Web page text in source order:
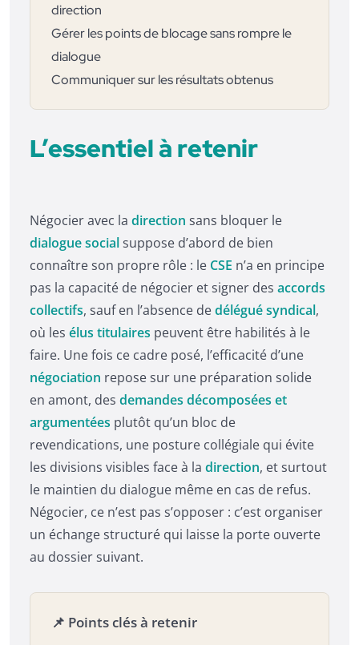
direction
Gérer les points de blocage sans rompre le
dialogue
Communiquer sur les résultats obtenus
L’essentiel à retenir
Négocier avec la direction sans bloquer le
dialogue socialsuppose d’abord de bien
connaître son propre rôle : le CSE n’a en principe
pas la capacité de négocier et signer des accords
collectifs, sauf en l’absence dedélégué syndical,
où les élus titulaires peuvent être habilités à le
faire. Une fois ce cadre posé, l’efficacité d’une
négociation repose sur une préparation solide
en amont, des demandes décomposées et
argumentées plutôt qu’un bloc de
revendications, une posture collégiale qui évite
les divisions visibles face à la direction, et surtout
le maintien du dialogue même en cas de refus.
Négocier, ce n’est pas s’opposer : c’est organiser
un échange structuré qui laisse la porte ouverte
au dossier suivant.
📌 Points clés à retenir